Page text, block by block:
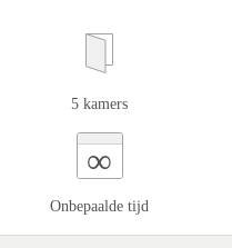
5 kamers
∞
Onbepaalde tijd